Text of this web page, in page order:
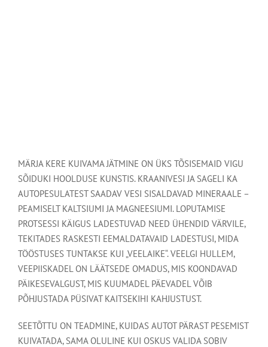
MÄRJA KERE KUIVAMA JÄTMINE ON ÜKS TÕSISEMAID VIGU
SÕIDUKI HOOLDUSE KUNSTIS. KRAANIVESI JA SAGELI KA
AUTOPESULATEST SAADAV VESI SISALDAVAD MINERAALE –
PEAMISELT KALTSIUMI JA MAGNEESIUMI. LOPUTAMISE
PROTSESSI KÄIGUS LADESTUVAD NEED ÜHENDID VÄRVILE,
TEKITADES RASKESTI EEMALDATAVAID LADESTUSI, MIDA
TÖÖSTUSES TUNTAKSE KUI „VEELAIKE“. VEELGI HULLEM,
VEEPIISKADEL ON LÄÄTSEDE OMADUS, MIS KOONDAVAD
PÄIKESEVALGUST, MIS KUUMADEL PÄEVADEL VÕIB
PÕHJUSTADA PÜSIVAT KAITSEKIHI KAHJUSTUST.
SEETÕTTU ON TEADMINE, KUIDAS AUTOT PÄRAST PESEMIST
KUIVATADA, SAMA OLULINE KUI OSKUS VALIDA SOBIV